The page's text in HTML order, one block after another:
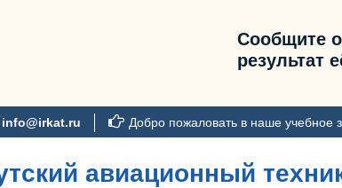
Сообщите
результат
info@irkat.ru Добро пожаловать в наше учебное
авиационный